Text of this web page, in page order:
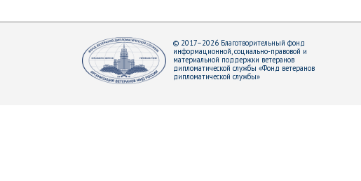
© 2017–2026 Благотворительный фонд
информационной, социально-правовой и
материальной поддержки ветеранов
дипломатической службы «Фонд ветеранов
дипломатической службы»